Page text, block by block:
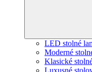
LED stolné
Moderné
Klasické
Luxusné